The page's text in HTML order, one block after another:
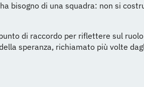
bisogno di una squadra: non si
di raccordo per riflettere sul
speranza, richiamato più volte